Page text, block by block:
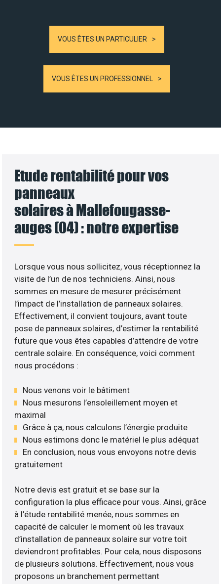
VOUS ÊTES UN PARTICULIER
VOUS ÊTES UN PROFESSIONNEL
Etude rentabilité pour vos
panneaux
solaires à Mallefougasse-
auges (04) : notre expertise
Lorsque vous nous sollicitez, vous réceptionnez la
visite de l’un de nos techniciens. Ainsi, nous
sommes en mesure de mesurer précisément
l’impact de l’installation de panneaux solaires.
Effectivement, il convient toujours, avant toute
pose de panneaux solaires, d’estimer la rentabilité
future que vous êtes capables d’attendre de votre
centrale solaire. En conséquence, voici comment
nous procédons :
Nous venons voir le bâtiment
Nous mesurons l’ensoleillement moyen et
maximal
Grâce à ça, nous calculons l’énergie produite
Nous estimons donc le matériel le plus adéquat
En conclusion, nous vous envoyons notre devis
gratuitement
Notre devis est gratuit et se base sur la
configuration la plus efficace pour vous. Ainsi, grâce
à l’étude rentabilité menée, nous sommes en
capacité de calculer le moment où les travaux
d’installation de panneaux solaire sur votre toit
deviendront profitables. Pour cela, nous disposons
de plusieurs solutions. Effectivement, nous vous
proposons un branchement permettant